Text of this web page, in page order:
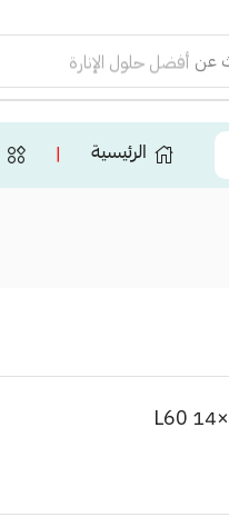
عن أفضل حلول الإنارة
الرئيسية ❘